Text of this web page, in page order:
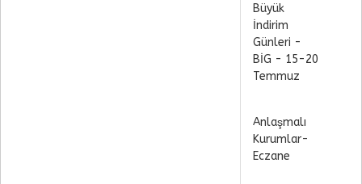
Büyük
İndirim
Günleri -
BİG - 15-20
Temmuz
Anlaşmalı
Kurumlar-
Eczane